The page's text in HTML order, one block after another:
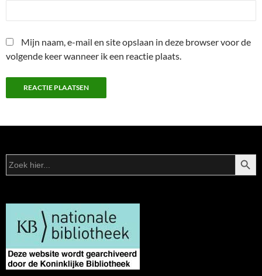
Mijn naam, e-mail en site opslaan in deze browser voor de
volgende keer wanneer ik een reactie plaats.
Zoek
naar: